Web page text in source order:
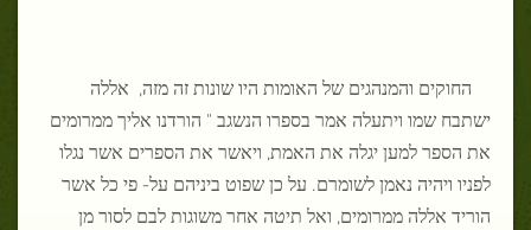
החוקים והמנהגים של האומות היו שונות זה מזה, אללה
ישתבח שמו ויתעלה אמר בספרו הנשגב " הורדנו אליך ממרומים
את הספר למען יגלה את האמת, ויאשר את הספרים אשר נגלו
לפניו ויהיה נאמן לשומרם. על כן שפוט ביניהם על- פי כל אשר
הוריד אללה ממרומים, ואל תיטה אחר משוגות לבם לסור מן